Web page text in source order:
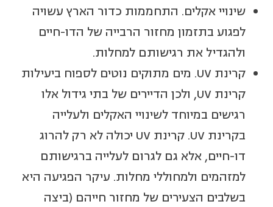
שינויי אקלים. התחממות כדור הארץ עשויה
לפגוע בתזמון מחזור הרבייה של הדו-חיים
ולהגדיל את רגישותם למחלות.
קרינת UV. מים מתוקים נוטים לספוח ביעילות
קרינת UV, ולכן הדיירים של בתי גידול אלו
רגישים במיוחד לשינויי האקלים ולעלייה
בקרינת UV. קרינת UV יכולה לא רק להרוג
דו-חיים, אלא גם לגרום לעלייה ברגישותם
למזהמים ולמחוללי מחלות. עיקר הפגיעה היא
בשלבים הצעירים של מחזור חייהם (ביצה